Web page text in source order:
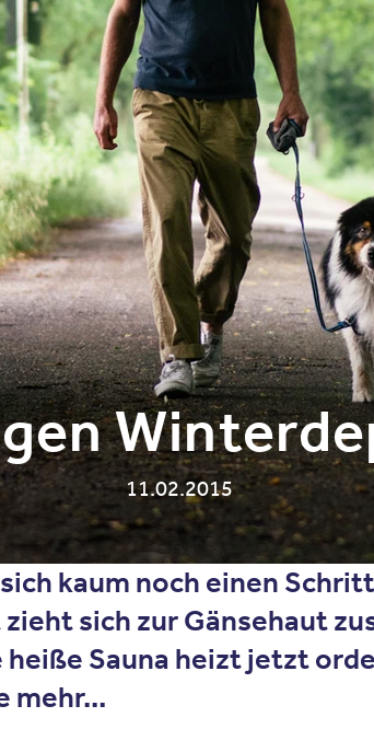
11.02.2015
kaum noch einen
sich zur Gänsehaut
Sauna heizt jetzt
mehr…